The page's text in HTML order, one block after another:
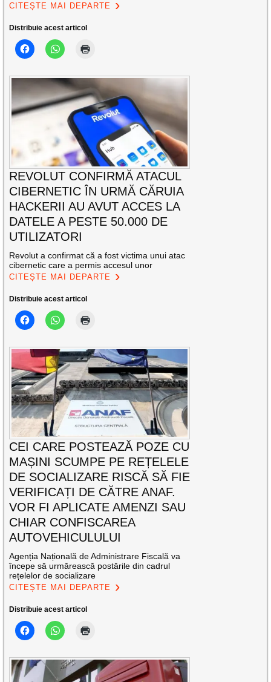
CITEȘTE MAI DEPARTE
Distribuie acest articol
REVOLUT CONFIRMĂ ATACUL
CIBERNETIC ÎN URMĂ CĂRUIA
HACKERII AU AVUT ACCES LA
DATELE A PESTE 50.000 DE
UTILIZATORI
Revolut a confirmat că a fost victima unui atac
cibernetic care a permis accesul unor
CITEȘTE MAI DEPARTE
Distribuie acest articol
CEI CARE POSTEAZĂ POZE CU
MAȘINI SCUMPE PE REȚELELE
DE SOCIALIZARE RISCĂ SĂ FIE
VERIFICAȚI DE CĂTRE ANAF.
VOR FI APLICATE AMENZI SAU
CHIAR CONFISCAREA
AUTOVEHICULULUI
Agenția Națională de Administrare Fiscală va
începe să urmărească postările din cadrul
rețelelor de socializare
CITEȘTE MAI DEPARTE
Distribuie acest articol